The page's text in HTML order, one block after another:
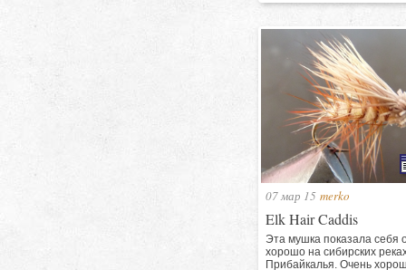
07 мар 15 merko
Elk Hair Caddis
Эта мушка показала себя
хорошо на сибирских
Прибайкалья. Очень